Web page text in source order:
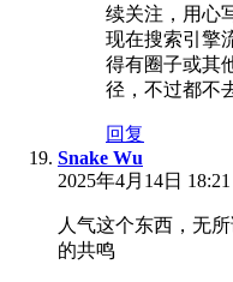
续关注，用心
现在搜索引擎
得有圈子或其
径，不过都不
回复
Snake Wu
2025年4月14日 18:21
人气这个东西，无
的共鸣